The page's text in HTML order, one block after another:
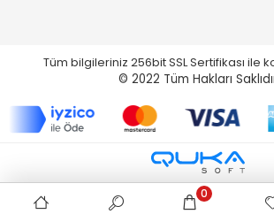
Tüm bilgileriniz 256bit SSL Sertifikası ile
© 2022 Tüm Hakları
0